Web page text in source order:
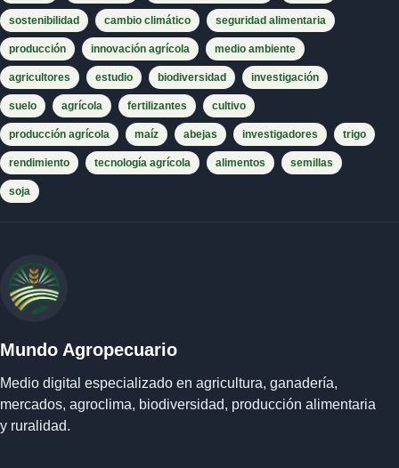
sostenibilidad cambio climático seguridad alimentaria
producción innovación agrícola medio ambiente
agricultores estudio biodiversidad investigación
suelo agrícola fertilizantes cultivo
producción agrícola maíz abejas investigadores trigo
rendimiento tecnología agrícola alimentos semillas
soja
Mundo Agropecuario
Medio digital especializado en agricultura, ganadería,
mercados, agroclima, biodiversidad, producción alimentaria
y ruralidad.